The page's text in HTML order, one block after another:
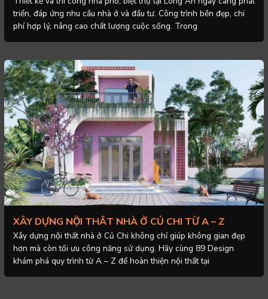
triển, đáp ứng nhu cầu nhà ở và đầu tư. Công trình bền đẹp, chi
phí hợp lý, nâng cao chất lượng cuộc sống. Trong
XÂY DỰNG NỘI THẤT NHÀ Ở CỦ CHI TỪ A – Z
Xây dựng nội thất nhà ở Củ Chi không chỉ giúp không gian đẹp
hơn mà còn tối ưu công năng sử dụng. Hãy cùng 89 Design
khám phá quy trình từ A – Z để hoàn thiện nội thất tại